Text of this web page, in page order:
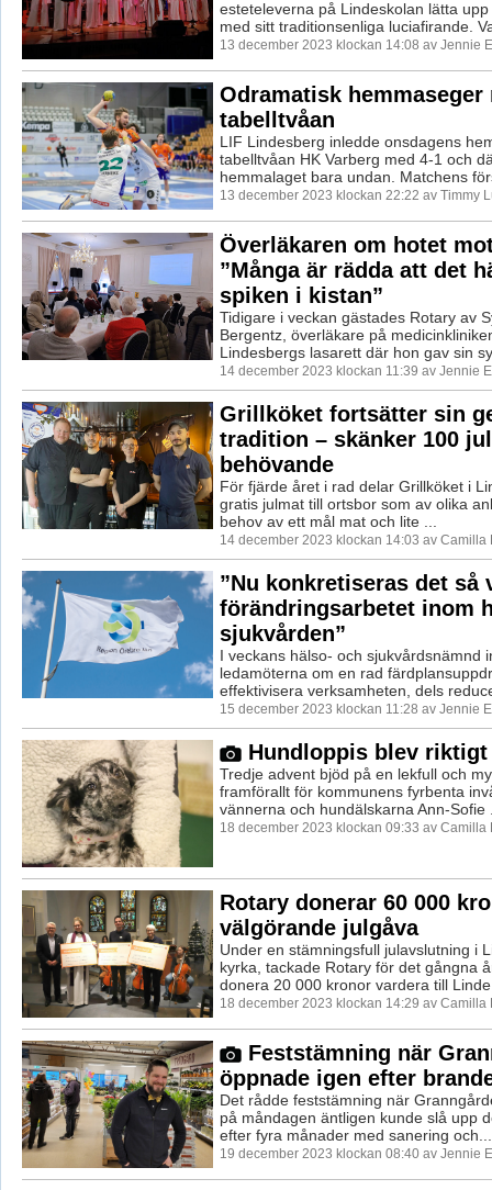
esteteleverna på Lindeskolan lätta
med sitt traditionsenliga luciafirande.
13 december 2023 klockan 14:08 av Jennie
Odramatisk hemmaseger
tabelltvåan
LIF Lindesberg inledde onsdagens
tabelltvåan HK Varberg med 4-1 och
hemmalaget bara undan. Matchens
13 december 2023 klockan 22:22 av Timmy
Överläkaren om hotet
”Många är rädda att det
spiken i kistan”
Tidigare i veckan gästades Rotary av
Bergentz, överläkare på
Lindesbergs lasarett där hon gav sin
14 december 2023 klockan 11:39 av Jennie
Grillköket fortsätter sin
tradition – skänker 100
behövande
För fjärde året i rad delar Grillköket i
gratis julmat till ortsbor som av olika
behov av ett mål mat och lite ...
14 december 2023 klockan 14:03 av Camilla
”Nu konkretiseras det så
förändringsarbetet inom
sjukvården”
I veckans hälso- och sjukvårdsnämnd
ledamöterna om en rad
effektivisera verksamheten, dels
15 december 2023 klockan 11:28 av Jennie
Hundloppis blev riktigt
Tredje advent bjöd på en lekfull och
framförallt för kommunens fyrbenta
vännerna och hundälskarna Ann-Sofie
18 december 2023 klockan 09:33 av Camilla
Rotary donerar 60 000
välgörande julgåva
Under en stämningsfull julavslutning i
kyrka, tackade Rotary för det gångna
donera 20 000 kronor vardera till
18 december 2023 klockan 14:29 av Camilla
Feststämning när
öppnade igen efter
Det rådde feststämning när
på måndagen äntligen kunde slå upp
efter fyra månader med sanering och...
19 december 2023 klockan 08:40 av Jennie